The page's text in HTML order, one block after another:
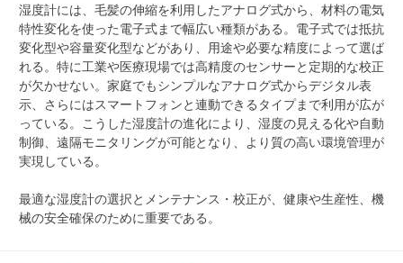
湿度計には、毛髪の伸縮を利用したアナログ式から、材料の電気
特性変化を使った電子式まで幅広い種類がある。電子式では抵抗
変化型や容量変化型などがあり、用途や必要な精度によって選ば
れる。特に工業や医療現場では高精度のセンサーと定期的な校正
が欠かせない。家庭でもシンプルなアナログ式からデジタル表
示、さらにはスマートフォンと連動できるタイプまで利用が広が
っている。こうした湿度計の進化により、湿度の見える化や自動
制御、遠隔モニタリングが可能となり、より質の高い環境管理が
実現している。
最適な湿度計の選択とメンテナンス・校正が、健康や生産性、機
械の安全確保のために重要である。